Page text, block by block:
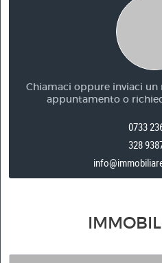
Chiamaci oppure inviaci un
appuntamento o
0733
328